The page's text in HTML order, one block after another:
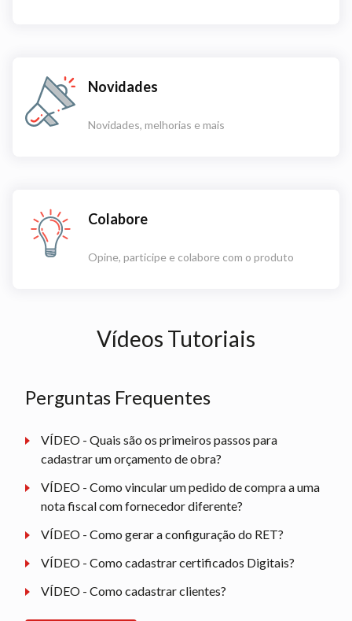
Novidades
Novidades, melhorias e mais
Colabore
Opine, participe e colabore com o produto
Vídeos Tutoriais
Perguntas Frequentes
VÍDEO - Quais são os primeiros passos para
cadastrar um orçamento de obra?
VÍDEO - Como vincular um pedido de compra a uma
nota fiscal com fornecedor diferente?
VÍDEO - Como gerar a configuração do RET?
VÍDEO - Como cadastrar certificados Digitais?
VÍDEO - Como cadastrar clientes?